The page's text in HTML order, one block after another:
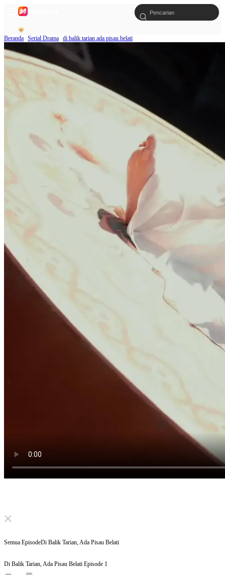
Beranda Serial Drama di balik tarian ada pisau belati
Click to unmute
Semua EpisodeDi Balik Tarian, Ada Pisau Belati
Di Balik Tarian, Ada Pisau Belati Episode 1